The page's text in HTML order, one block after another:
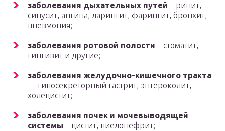
заболевания дыхательных путей – ринит,
синусит, ангина, ларингит, фарингит, бронхит,
пневмония;
заболевания ротовой полости – стоматит,
гингивит и другие;
заболевания желудочно-кишечного тракта
— гипосекреторный гастрит, энтероколит,
холецистит;
заболевания почек и мочевыводящей
системы – цистит, пиелонефрит;